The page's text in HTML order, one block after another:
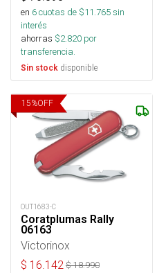
en 6cuotas de $11.765sin
interés
ahorras $2.820 por
transferencia.
Sin stock disponible
15%OFF
OUT1683-C
Coratplumas Rally
06163
Victorinox
$ 16.142 $18.990